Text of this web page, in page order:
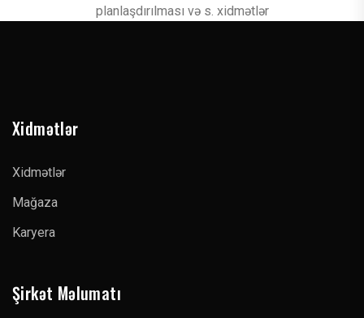
planlaşdırılması və s. xidmətlər
Xidmətlər
Xidmətlər
Mağaza
Karyera
Şirkət Məlumatı